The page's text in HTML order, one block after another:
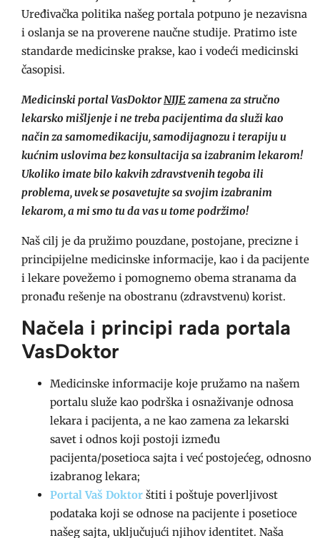
Uređivačka politika našeg portala potpuno je nezavisna
i oslanja se na proverene naučne studije. Pratimo iste
standarde medicinske prakse, kao i vodeći medicinski
časopisi.
Medicinski portal VasDoktorNIJE zamena za stručno
lekarsko mišljenje i ne treba pacijentima da služi kao
način za samomedikaciju, samodijagnozu i terapiju u
kućnim uslovima bez konsultacija sa izabranim lekarom!
Ukoliko imate bilo kakvih zdravstvenih tegoba ili
problema, uvek se posavetujte sa svojim izabranim
lekarom, a mi smo tu da vas u tome podržimo!
Naš cilj je da pružimo pouzdane, postojane, precizne i
principijelne medicinske informacije, kao i da pacijente
i lekare povežemo i pomognemo obema stranama da
pronađu rešenje na obostranu (zdravstvenu) korist.
Načela i principi rada portala
VasDoktor
Medicinske informacije koje pružamo na našem
portalu služe kao podrška i osnaživanje odnosa
lekara i pacijenta, a ne kao zamena za lekarski
savet i odnos koji postoji između
pacijenta/posetioca sajta i već postojećeg, odnosno
izabranog lekara;
Portal Vaš Doktor štiti i poštuje poverljivost
podataka koji se odnose na pacijente i posetioce
našeg sajta, uključujući njihov identitet. Naša